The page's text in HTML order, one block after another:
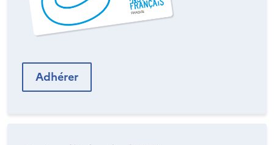
Adhérer